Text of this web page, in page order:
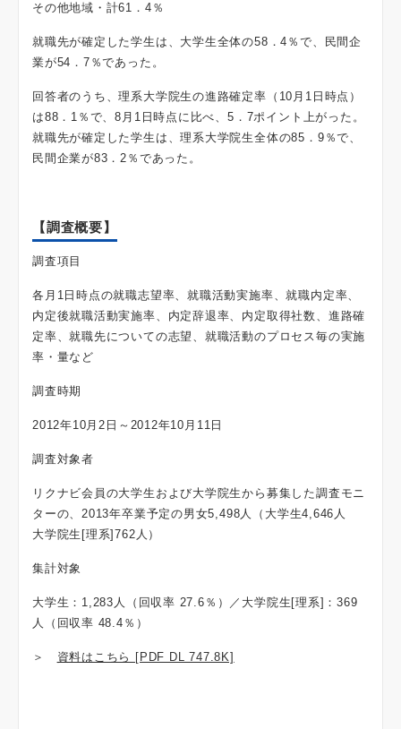
その他地域・計61．4％
就職先が確定した学生は、大学生全体の58．4％で、民間企
業が54．7％であった。
回答者のうち、理系大学院生の進路確定率（10月1日時点）
は88．1％で、8月1日時点に比べ、5．7ポイント上がった。
就職先が確定した学生は、理系大学院生全体の85．9％で、
民間企業が83．2％であった。
【調査概要】
調査項目
各月1日時点の就職志望率、就職活動実施率、就職内定率、
内定後就職活動実施率、内定辞退率、内定取得社数、進路確
定率、就職先についての志望、就職活動のプロセス毎の実施
率・量など
調査時期
2012年10月2日～2012年10月11日
調査対象者
リクナビ会員の大学生および大学院生から募集した調査モニ
ターの、2013年卒業予定の男女5,498人（大学生4,646人
大学院生[理系]762人）
集計対象
大学生：1,283人（回収率 27.6％）／大学院生[理系]：369
人（回収率 48.4％）
＞ 資料はこちら [PDF DL 747.8K]